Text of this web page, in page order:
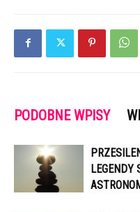
PODOBNE WPISY
LEGENDY